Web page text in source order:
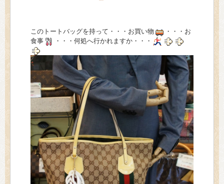
このトートバッグを持って・・・お買い物
・・・お
食事
・・・何処へ行かれますか・・・